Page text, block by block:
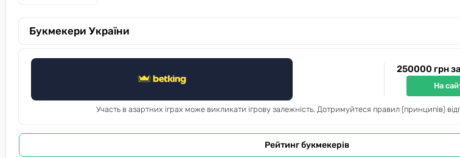
Букмекери України
250000 грн
На
Участь в азартних іграх може викликати ігрову залежність. Дотримуйтеся правил (принципів)
Рейтинг букмекерів